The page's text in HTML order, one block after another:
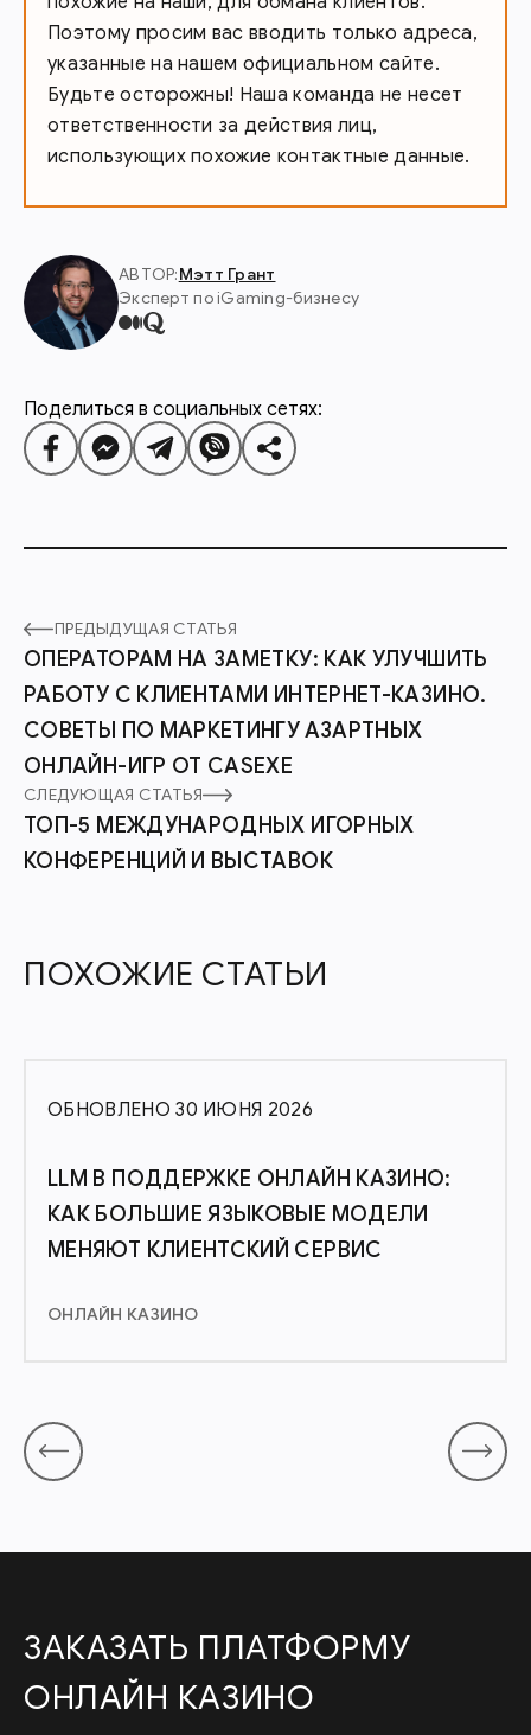
Поэтому просим вас вводить только адреса,
указанные на нашем официальном сайте.
Будьте осторожны! Наша команда не несет
ответственности за действия лиц,
использующих похожие контактные данные.
АВТОР:Мэтт Грант
Эксперт по iGaming-бизнесу
Поделиться в социальных сетях:
ПРЕДЫДУЩАЯ СТАТЬЯ
ОПЕРАТОРАМ НА ЗАМЕТКУ: КАК УЛУЧШИТЬ
РАБОТУ С КЛИЕНТАМИ ИНТЕРНЕТ-КАЗИНО.
СОВЕТЫ ПО МАРКЕТИНГУ АЗАРТНЫХ
ОНЛАЙН-ИГР ОТ CASEXE
СЛЕДУЮЩАЯ СТАТЬЯ
ТОП-5 МЕЖДУНАРОДНЫХ ИГОРНЫХ
КОНФЕРЕНЦИЙ И ВЫСТАВОК
ПОХОЖИЕ СТАТЬИ
ОБНОВЛЕНО 30 ИЮНЯ 2026
LLM В ПОДДЕРЖКЕ ОНЛАЙН КАЗИНО:
КАК БОЛЬШИЕ ЯЗЫКОВЫЕ МОДЕЛИ
МЕНЯЮТ КЛИЕНТСКИЙ СЕРВИС
ОНЛАЙН КАЗИНО
ЗАКАЗАТЬ ПЛАТФОРМУ
ОНЛАЙН КАЗИНО